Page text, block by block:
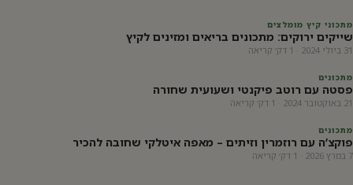
מתכוני קיץ מומלצים
שייקים ירוקים: מתכונים בריאים ומזינים לקיץ
31 ביולי 2024 · 1 דק׳ קריאה
מתכונים
פסטה עם רוטב פיקנטי ושעועית שחורה
21 באוקטובר 2024 · 1 דק׳ קריאה
מתכונים
פוקצ’ה עם רוזמרין וזיתים – מאפה איטלקי שחובה להכיר
7 במרץ 2026 · 1 דק׳ קריאה